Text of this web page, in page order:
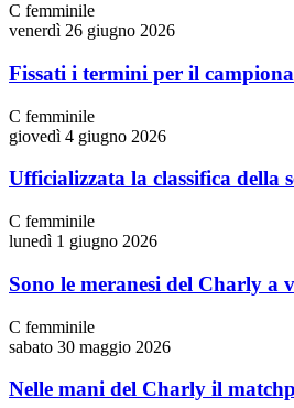
C femminile
venerdì 26 giugno 2026
Fissati i termini per il
C femminile
giovedì 4 giugno 2026
Ufficializzata la classifica della
C femminile
lunedì 1 giugno 2026
Sono le meranesi del Charly a
C femminile
sabato 30 maggio 2026
Nelle mani del Charly il